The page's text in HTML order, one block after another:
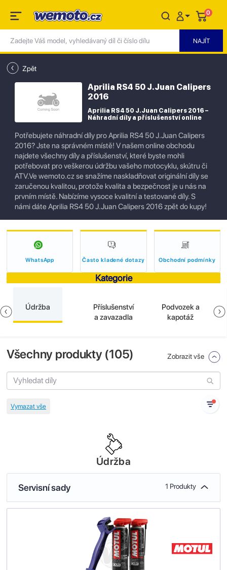
0
Zpět
Aprilia RS4 50 J.Juan Calipers
2016
Aprilia RS4 50 J.Juan Calipers 2016 –
Náhradní díly a příslušenství online
Potřebujete náhradní díly pro Aprilia RS4 50 J.Juan Calipers
2016? Jste na správném místě! V našem online obchodu
najdete všechny díly a příslušenství, které byste mohli
potřebovat pro veškerou údržbu vašeho motocyklu, skútru či
ATV.Ve wemoto.cz se snažíme naskladňovat originální díly se
zaručenou kvalitou, protože kvalita a bezpečnost je u nás na
prvním místě. Nabízíme vysoce kvalitní a testované díly. S
námi dáte Aprilia RS4 50 J.Juan Calipers 2016 zpět do kupy!
WhatsApp Často kladené dotazy Obchodní podmínky
Kategorie
Údržba
Příslušenství
a zavazadla
Podvozek a
kapotáž
Všechny produkty (105) Zobrazit vše
Údržba
Servisní sady 1 Produkty